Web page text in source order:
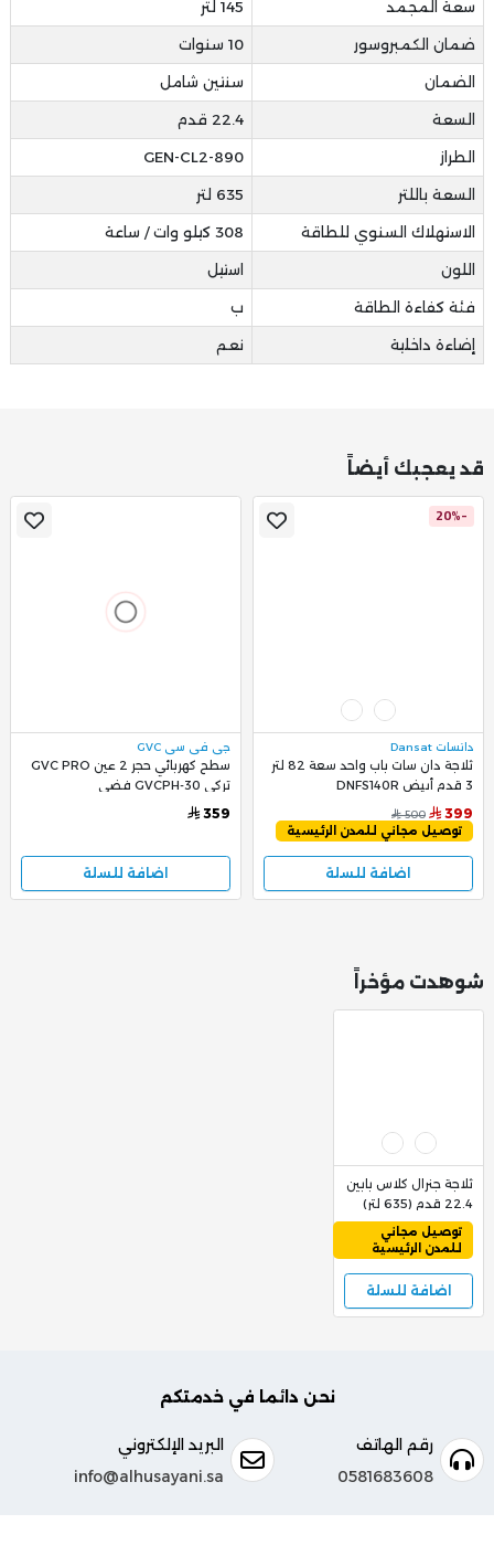
سعة المجمد 145 لتر
ضمان الكمبروسور 10 سنوات
الضمان سنتين شامل
السعة 22.4 قدم
الطراز GEN-CL2-890
السعة باللتر 635 لتر
الاستهلاك السنوي للطاقة 308 كيلو وات / ساعة
اللون استيل
فئة كفاءة الطاقة ب
إضاءة داخلية نعم
قد يعجبك أيضاً
-20%
دانسات Dansat
ثلاجة دان سات باب واحد سعة 82 لتر
3 قدم أبيض DNFS140R
399
500
توصيل مجاني للمدن الرئيسية
اضافة للسلة
جي في سي GVC
سطح كهربائي حجر 2 عين GVC PRO
تركي GVCPH-30 فضي
359
اضافة للسلة
شوهدت مؤخراً
ثلاجة جنرال كلاس بابين
22.4 قدم (635 لتر)
GEN-CL2-890 استيل
2,499
2,699
توصيل مجاني
للمدن الرئيسية
اضافة للسلة
نحن دائما في خدمتكم
رقم الهاتف
0581683608
البريد الإلكتروني
info@alhusayani.sa